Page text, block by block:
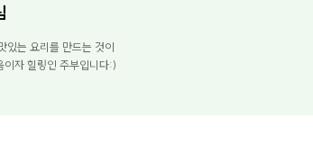
있는 요리를 만드는 것이
이자 힐링인 주부입니다:)